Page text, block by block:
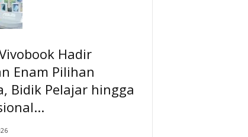
Hadir
Enam Pilihan
Bidik Pelajar hingga